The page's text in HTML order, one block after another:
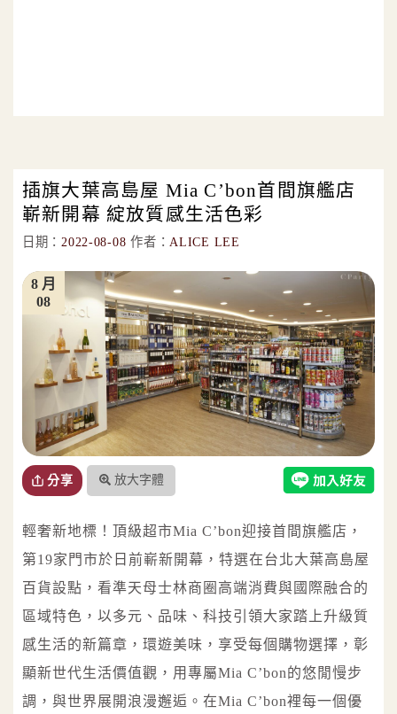
插旗大葉高島屋 Mia C’bon首間旗艦店
嶄新開幕 綻放質感生活色彩
日期： 2022-08-08 作者： ALICE LEE
08
8 月
分享 放大字體
輕奢新地標！頂級超市Mia C’bon迎接首間旗艦店，
第19家門市於日前嶄新開幕，特選在台北大葉高島屋
百貨設點，看準天母士林商圈高端消費與國際融合的
區域特色，以多元、品味、科技引領大家踏上升級質
感生活的新篇章，環遊美味，享受每個購物選擇，彰
顯新世代生活價值觀，用專屬Mia C’bon的悠閒慢步
調，與世界展開浪漫邂逅。在Mia C’bon裡每一個優